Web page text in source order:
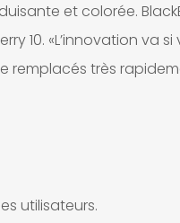
et colorée.
10. «L’innovation va si
remplacés très